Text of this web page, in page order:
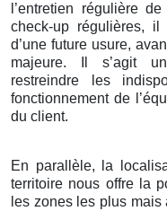
l’entretien régulière
check-up régulières,
d’une future usure,
majeure. Il s’agit
restreindre les
fonctionnement de
du client.
En parallèle, la
territoire nous offre la
les zones les plus